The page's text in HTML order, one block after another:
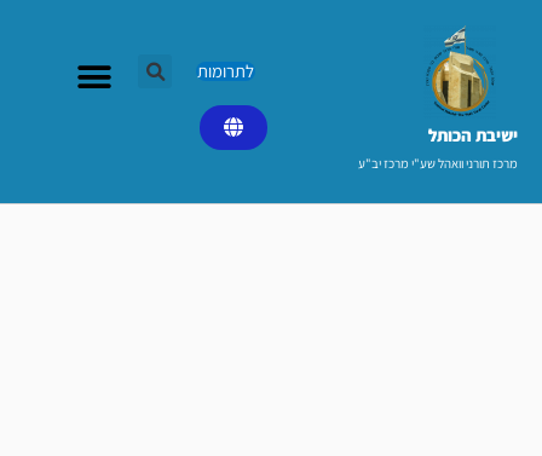
ישיבת הכותל​
מרכז תורני וואהל שע"י מרכז יב"ע
לתרומות